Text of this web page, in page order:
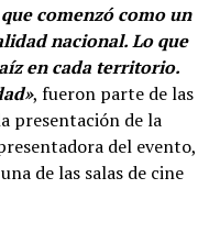
comenzó como un
nacional. Lo que
en cada territorio.
, fueron parte de las
presentación de la
del evento,
de las salas de cine